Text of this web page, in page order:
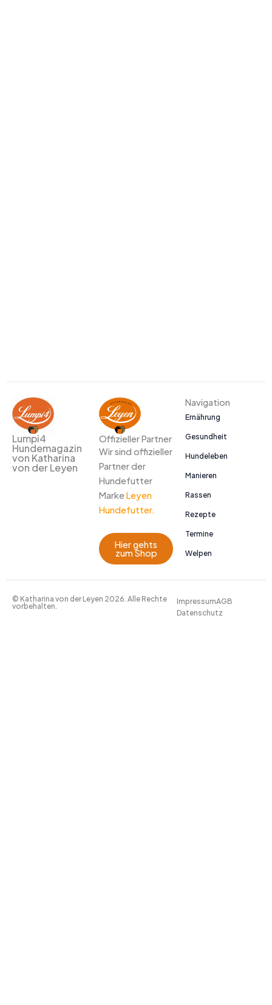
Lumpi4
Hundemagazin
von Katharina
von der Leyen
Offizieller Partner
Wir sind offizieller
Partner der
Hundefutter
Marke Leyen
Hundefutter.
Hier gehts
zum Shop
Navigation
Ernährung
Gesundheit
Hundeleben
Manieren
Rassen
Rezepte
Termine
Welpen
© Katharina von der Leyen 2026. Alle Rechte
vorbehalten.
ImpressumAGB
Datenschutz